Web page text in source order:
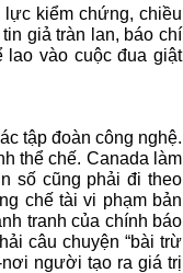
kiểm chứng, chiều
giả tràn lan, báo chí
lao vào cuộc đua giật
tập đoàn công nghệ.
thể chế. Canada làm
số cũng phải đi theo
chế tài vi phạm bản
tranh của chính báo
câu chuyện “bài trừ
nơi người tạo ra giá trị